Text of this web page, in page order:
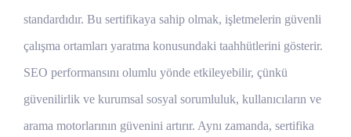
standardıdır. Bu sertifikaya sahip olmak, işletmelerin güvenli
çalışma ortamları yaratma konusundaki taahhütlerini gösterir.
SEO performansını olumlu yönde etkileyebilir, çünkü
güvenilirlik ve kurumsal sosyal sorumluluk, kullanıcıların ve
arama motorlarının güvenini artırır. Aynı zamanda, sertifika